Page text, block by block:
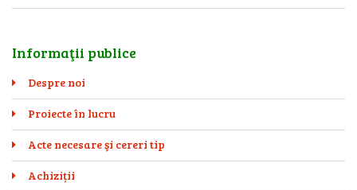
Informaţii publice
Despre noi
Proiecte în lucru
Acte necesare şi cereri tip
Achiziții